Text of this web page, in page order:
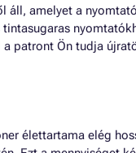
áll, amelyet a
patront Ön tudja
élettartama elég